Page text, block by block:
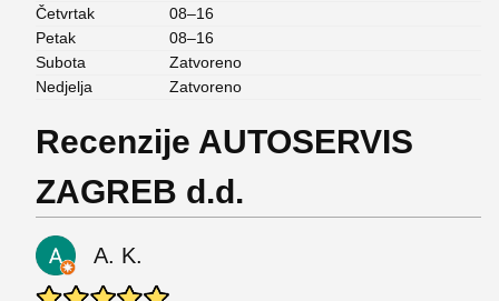
Četvrtak
08–16
Petak
08–16
Subota
Zatvoreno
Nedjelja
Zatvoreno
Recenzije AUTOSERVIS
ZAGREB d.d.
A. K.